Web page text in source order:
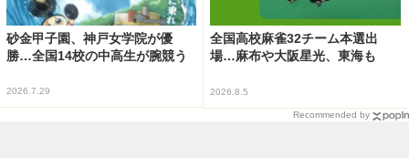
砂金甲子園、神戸女学院が優
勝…全国14校の中高生が腕競う
2026.7.29
全国高校麻雀32チーム本選出
場…麻布や大阪星光、東海も
2026.8.5
Recommended by